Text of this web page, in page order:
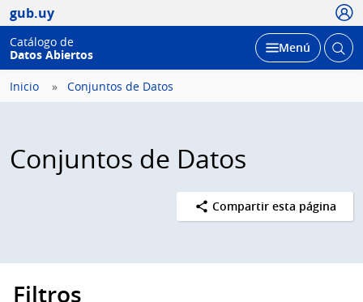
gub.uy
Catálogo de
Datos Abiertos
Desplegar
Menú Abrir
Inicio Conjuntos de Datos
Conjuntos de Datos
Compartir esta página
Filtros